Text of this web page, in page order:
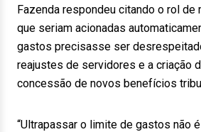
Fazenda respondeu citando o rol de
que seriam acionadas
gastos precisasse ser
reajustes de servidores e a criação
concessão de novos benefícios
“Ultrapassar o limite de gastos não